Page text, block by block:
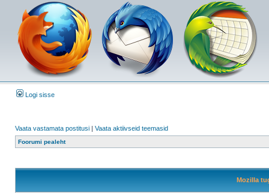
Logi sisse
Vaata vastamata postitusi | Vaata aktiivseid teemasid
Foorumi pealeht
Mozilla